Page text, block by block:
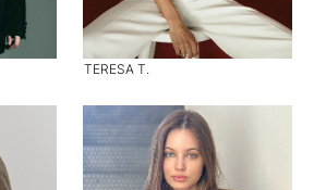
TERESA T.